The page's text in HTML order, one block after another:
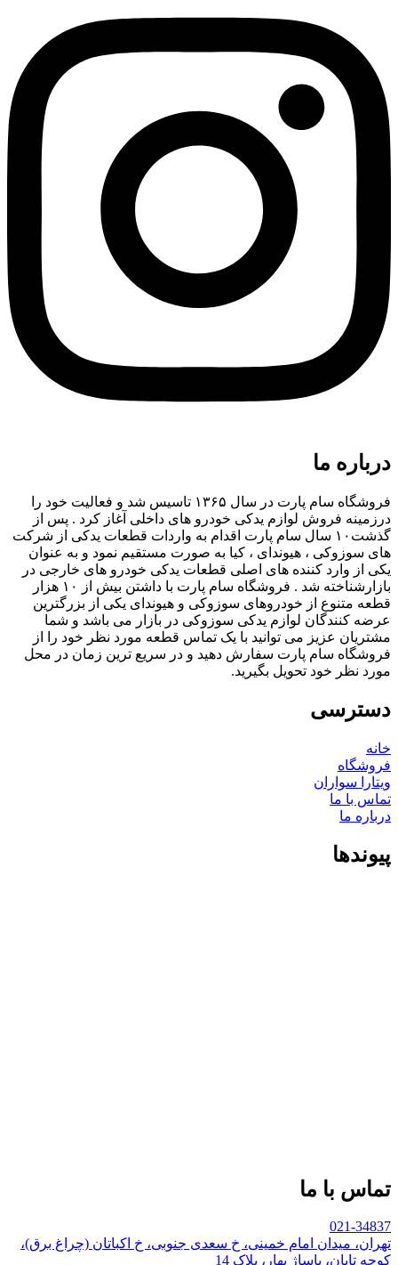
درباره ما
فروشگاه سام پارت در سال ۱۳۶۵ تاسیس شد و فعالیت خود را
درزمینه فروش لوازم یدکی خودرو های داخلی آغاز کرد . پس از
گذشت۱۰ سال سام پارت اقدام به واردات قطعات یدکی از شرکت
های سوزوکی ، هیوندای ، کیا به صورت مستقیم نمود و به عنوان
یکی از وارد کننده های اصلی قطعات یدکی خودرو های خارجی در
بازارشناخته شد . فروشگاه سام پارت با داشتن بیش از ۱۰ هزار
قطعه متنوع از خودروهای سوزوکی و هیوندای یکی از بزرگترین
عرضه کنندگان لوازم یدکی سوزوکی در بازار می باشد و شما
مشتریان عزیز می توانید با یک تماس قطعه مورد نظر خود را از
فروشگاه سام پارت سفارش دهید و در سریع ترین زمان در محل
مورد نظر خود تحویل بگیرید.
دسترسی
خانه
فروشگاه
ویتارا سواران
تماس با ما
درباره ما
پیوندها
تماس با ما
021-34837
تهران، میدان امام خمینی، خ سعدی جنوبی، خ اکباتان (چراغ برق)،
کوچه تابان، پاساژ بهار، پلاک 14